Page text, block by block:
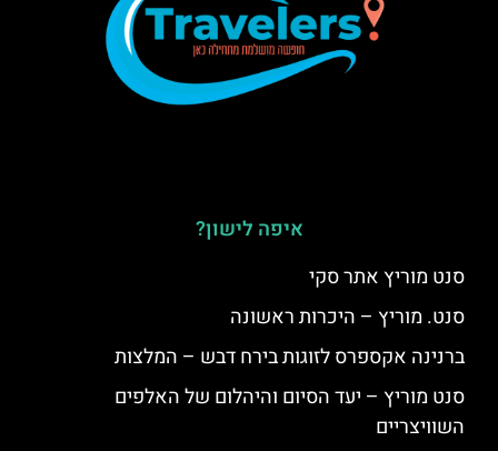
איפה לישון?
סנט מוריץ אתר סקי
סנט. מוריץ – היכרות ראשונה
ברנינה אקספרס לזוגות בירח דבש – המלצות
סנט מוריץ – יעד הסיום והיהלום של האלפים
השוויצריים